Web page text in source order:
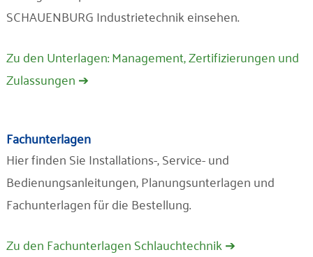
SCHAUENBURG Industrietechnik einsehen.
Zu den Unterlagen: Management, Zertifizierungen und
Zulassungen ➔
Fachunterlagen
Hier finden Sie Installations-, Service- und
Bedienungsanleitungen, Planungsunterlagen und
Fachunterlagen für die Bestellung.
Zu den Fachunterlagen Schlauchtechnik ➔